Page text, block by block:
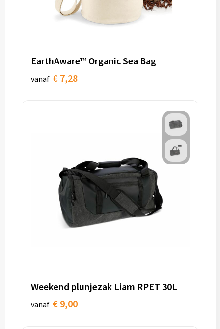
EarthAware™ Organic Sea Bag
vanaf € 7,28
Weekend plunjezak Liam RPET 30L
vanaf € 9,00